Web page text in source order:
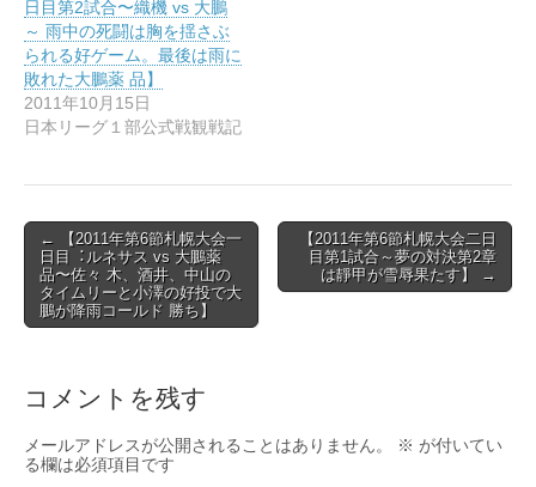
開
き
ま
す
)
⽇⽬第2試合〜織機 vs ⼤鵬
～ ⾬中の死闘は胸を揺さぶ
られる好ゲーム。最後は⾬に
敗れた⼤鵬薬 品】
2011年10月15日
日本リーグ１部公式戦観戦記
Post
navigation
← 【2011年第6節札幌⼤会⼀
⽇⽬︓ルネサス vs ⼤鵬薬
品〜佐々 ⽊、酒井、中⼭の
タイムリーと⼩澤の好投で⼤
鵬が降⾬コールド 勝ち】
【2011年第6節札幌大会二日
目第1試合～夢の対決第2章
は靜甲が雪辱果たす】 →
コメントを残す
メールアドレスが公開されることはありません。 ※ が付いてい
る欄は必須項目です